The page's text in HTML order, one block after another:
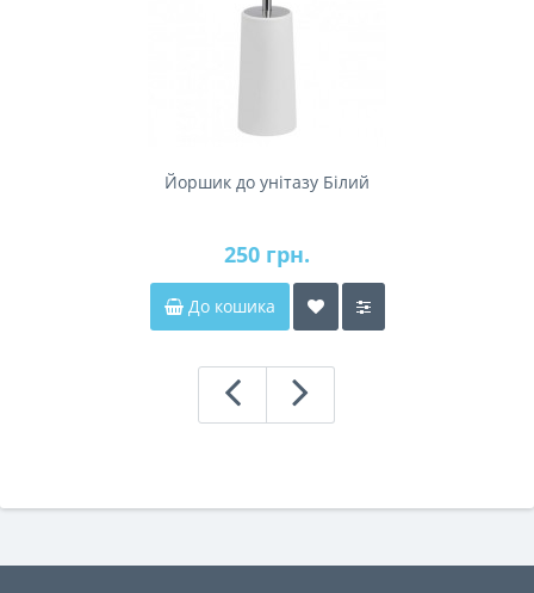
Йоршик до унітазу Білий
250 грн.
До кошика